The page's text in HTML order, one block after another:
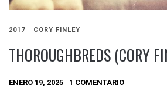
2017 CORY FINLEY
THOROUGHBREDS (CORY
ENERO 19, 2025 1 COMENTARIO